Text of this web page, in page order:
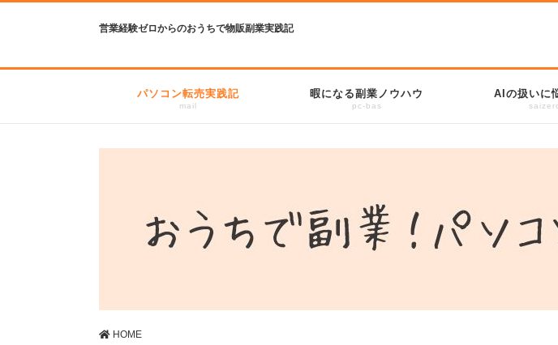
営業経験ゼロからのおうちで物販副業実践記
パソコン転売実践記
mail
暇になる副業ノウハウ
pc-bas
AIの扱いに
HOME